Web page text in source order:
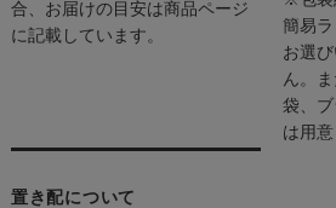
合、お届けの目安は商品ページ
に記載しています。
置き配について
簡易
お選
ん。
袋、
は用意